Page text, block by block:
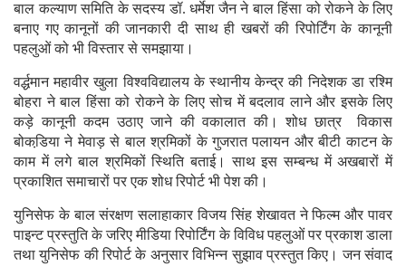
बाल कल्‍याण समिति के सदस्‍य डॉ. धर्मेश जैन ने बाल हिंसा को रोकने के लिए
बनाए गए कानूनों की जानकारी दी साथ ही खबरों की रिपोर्टिंग के कानूनी
पहलुओं को भी विस्‍तार से समझाया।
वर्द्धमान महावीर खुला विश्‍वविद्यालय के स्‍थानीय केन्‍द्र की निदेशक डा रश्मि
बोहरा ने बाल हिंसा को रोकने के लिए सोच में बदलाव लाने और इसके लिए
कड़े कानूनी कदम उठाए जाने की वकालात की। शोध छात्र विकास
बोकडि़या ने मेवाड़ से बाल श्रमिकों के गुजरात पलायन और बीटी काटन के
काम में लगे बाल श्रमिकों स्थिति बताई। साथ इस सम्‍बन्‍ध में अखबारों में
प्रकाशित समाचारों पर एक शोध रिपोर्ट भी पेश की।
युनिसेफ के बाल संरक्षण सलाहाकार विजय सिंह शेखावत ने फिल्‍म और पावर
पाइन्‍ट प्रस्‍तुति के जरिए मीडिया रिपोर्टिंग के विविध पहलुओं पर प्रकाश डाला
तथा युनिसेफ की रिपोर्ट के अनुसार विभिन्‍न सुझाव प्रस्‍तुत किए। जन संवाद